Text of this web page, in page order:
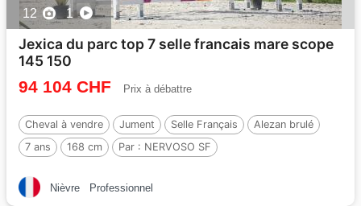
12 1
Jexica du parc top 7 selle francais mare scope
145 150
94 104 CHF Prix à débattre
Cheval à vendre Jument Selle Français
Alezan brulé
7 ans
168 cm Par : NERVOSO SF
Nièvre Professionnel